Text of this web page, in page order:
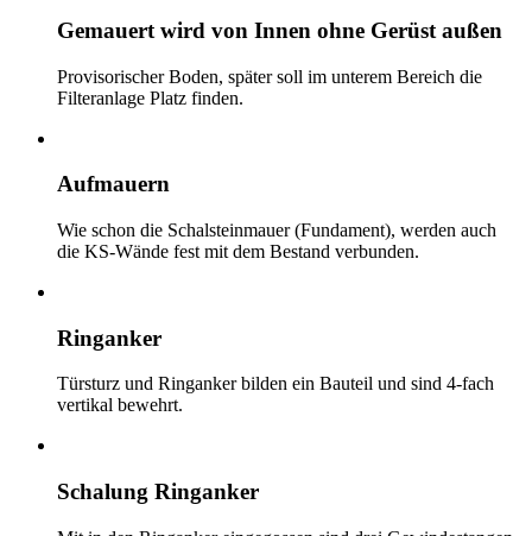
Gemauert wird von Innen ohne Gerüst außen
Provisorischer Boden, später soll im unterem Bereich die
Filteranlage Platz finden.
Aufmauern
Wie schon die Schalsteinmauer (Fundament), werden auch
die KS-Wände fest mit dem Bestand verbunden.
Ringanker
Türsturz und Ringanker bilden ein Bauteil und sind 4-fach
vertikal bewehrt.
Schalung Ringanker